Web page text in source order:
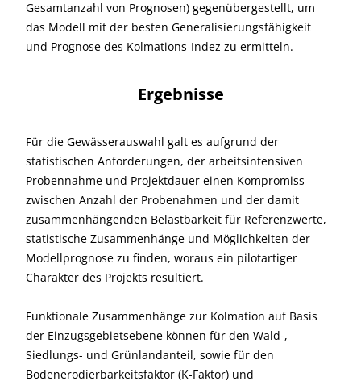
Gesamtanzahl von Prognosen) gegenübergestellt, um
das Modell mit der besten Generalisierungsfähigkeit
und Prognose des Kolmations-Indez zu ermitteln.
Ergebnisse
Für die Gewässerauswahl galt es aufgrund der
statistischen Anforderungen, der arbeitsintensiven
Probennahme und Projektdauer einen Kompromiss
zwischen Anzahl der Probenahmen und der damit
zusammenhängenden Belastbarkeit für Referenzwerte,
statistische Zusammenhänge und Möglichkeiten der
Modellprognose zu finden, woraus ein pilotartiger
Charakter des Projekts resultiert.
Funktionale Zusammenhänge zur Kolmation auf Basis
der Einzugsgebietsebene können für den Wald-,
Siedlungs- und Grünlandanteil, sowie für den
Bodenerodierbarkeitsfaktor (K-Faktor) und